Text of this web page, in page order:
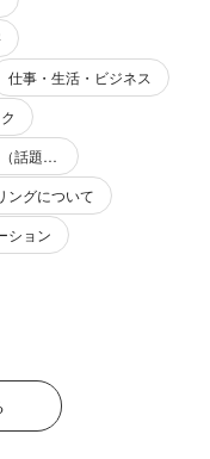
仕事・生活・ビジネス
AI・エンタメ・メディア・ネットカルチャー（話題性・関心事）
ングについて
ション